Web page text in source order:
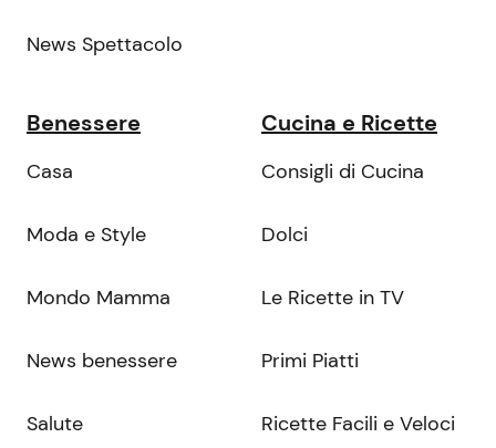
News Spettacolo
Benessere
Casa
Moda e Style
Mondo Mamma
News benessere
Salute
Cucina e Ricette
Consigli di Cucina
Dolci
Le Ricette in TV
Primi Piatti
Ricette Facili e Veloci